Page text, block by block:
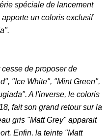
spéciale de lancement
un coloris exclusif
de proposer de
"Ice White", "Mint Green",
A l'inverse, le coloris
fait son grand retour sur la
gris "Matt Grey" apparait
Enfin, la teinte "Matt